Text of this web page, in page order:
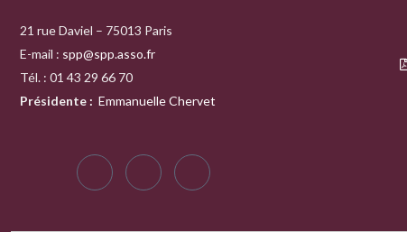
21 rue Daviel – 75013 Paris
E-mail : spp@spp.asso.fr
Tél. : 01 43 29 66 70
Présidente : Emmanuelle Chervet